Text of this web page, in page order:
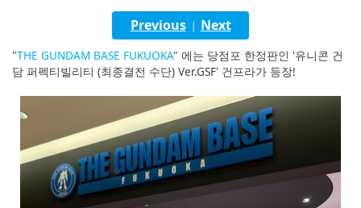
繁體中文
ภาษาไทย
tiéng Viêt
Bahasa Indonesia
Previous| Next
"THE GUNDAM BASE FUKUOKA" 에는 당점포 한정판인 '유니콘 건
담 퍼펙티빌리티 (최종결전 수단) Ver.GSF' 건프라가 등장!